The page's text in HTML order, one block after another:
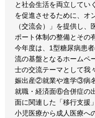
と社会生活を両立してい
を促進させるために、オ
（交流会）」を提供し
ポート体制の整備とその
今年度は、1型糖尿病患
流の基盤となるホームペ
士の交流テーマとして我
娠出産②就業や進学③病
就職・経済面⑥合併症の
面に関連した「移行支援
小児医療から成人医療へ